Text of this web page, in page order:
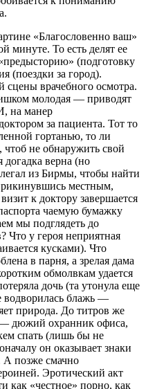
«Благословенно ваш»
минуте. То есть делят ее
(подготовку
(поездки за город).
сцены врачебного осмотра.
молодая — приводят
на манер
за пациента. Тот то
гортанью, то ли
чтоб не обнаружить свой
верна (но
из Бирмы, чтобы найти
местным,
к доктору завершается
чаемую бумажку
мы подглядеть до
Что у героя неприятная
кусками). Что
в парня, а зрелая дама
обмолвкам удается
дочь (та утонула еще
водворилась блажь —
природа. До титров же
дюжий охранник офиса,
спать (лишь бы не
он оказывает знаки
позже смачно
Эротический акт
как «честное» порно, как